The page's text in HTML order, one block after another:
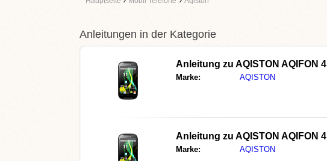
Anleitungen in der Kategorie
Anleitung zu AQISTON AQIFON 4
Marke: AQISTON
Anleitung zu AQISTON AQIFON 4
Marke: AQISTON